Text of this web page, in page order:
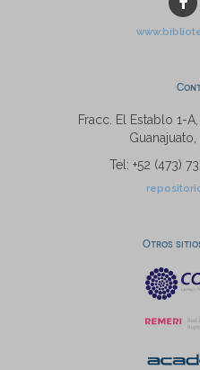
Fracc. El Establo 1-
Tel: +52 (473)
Otros